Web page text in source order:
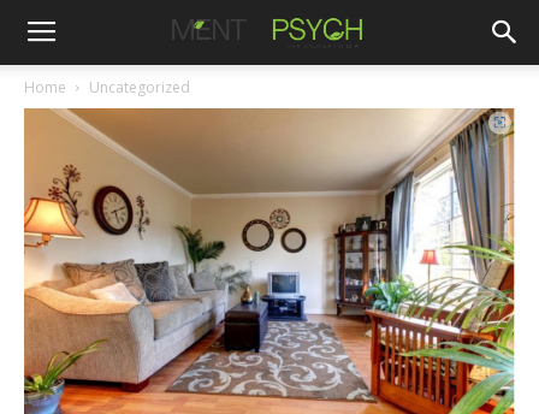
Home Uncategorized